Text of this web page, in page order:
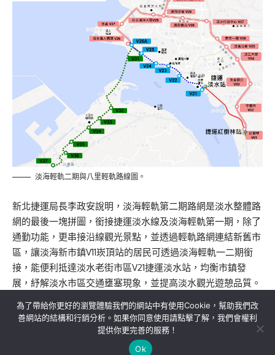
淡海輕軌二期與八里輕軌路線圖。
新北捷運局長李政安說明，淡海輕軌第二期路網是淡水整體路
網的最後一塊拼圖，銜接捷運淡水線及淡海輕軌第一期，除了
通勤功能，更串接沿線觀光景點，並透過輕軌路網連結新舊市
區，讓淡海新市鎮V11崁頂站的居民可透過淡海輕軌一二期銜
接，能便利抵達淡水老街市區V21捷運淡水站，均衡市鎮發
展，紓解淡水市區交通壅塞現象，並提高淡水觀光遊憩品質。
關於我們 隱私權政策 聯絡我們
為了帶給你更好的瀏覽體驗我們的網站中有使用Cookie，幫助我們改
善網站的結構和行銷分析。如果你同意使用請點擊了解，我們會權利
提供你更完善的服務！
Ok